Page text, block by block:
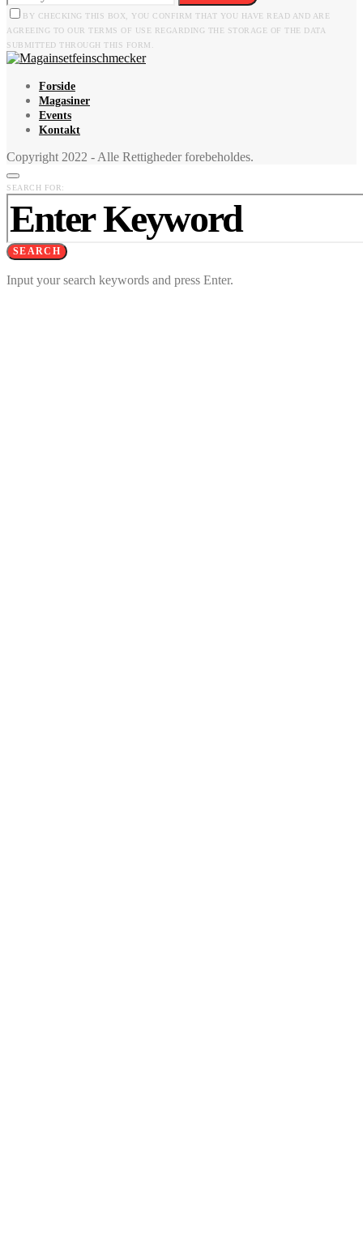
BY CHECKING THIS BOX, YOU CONFIRM THAT YOU HAVE READ AND ARE
AGREEING TO OUR TERMS OF USE REGARDING THE STORAGE OF THE DATA
SUBMITTED THROUGH THIS FORM.
Forside
Magasiner
Events
Kontakt
Copyright 2022 - Alle Rettigheder forebeholdes.
SEARCH FOR:
SEARCH
Input your search keywords and press Enter.